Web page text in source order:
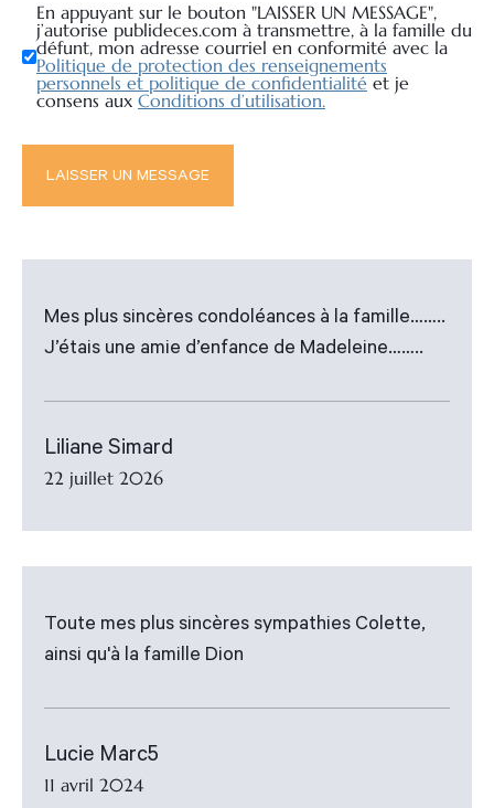
En appuyant sur le bouton "LAISSER UN MESSAGE",
j’autorise publideces.com à transmettre, à la famille du
défunt, mon adresse courriel en conformité avec la
Politique de protection des renseignements
personnels et politique de confidentialité et je
consens aux Conditions d’utilisation.
Mes plus sincères condoléances à la famille……..
J’étais une amie d’enfance de Madeleine……..
Liliane Simard
22 juillet 2026
Toute mes plus sincères sympathies Colette,
ainsi qu'à la famille Dion
Lucie Marc5
11 avril 2024